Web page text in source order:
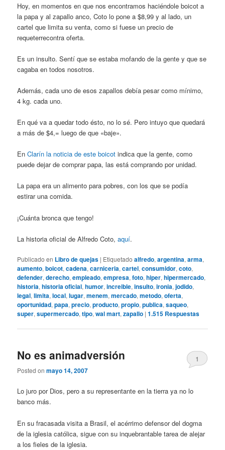
Hoy, en momentos en que nos encontramos haciéndole boicot a
la papa y al zapallo anco, Coto lo pone a $8,99 y al lado, un
cartel que limita su venta, como si fuese un precio de
requeterrecontra oferta.
Es un insulto. Sentí que se estaba mofando de la gente y que se
cagaba en todos nosotros.
Además, cada uno de esos zapallos debía pesar como mínimo,
4 kg. cada uno.
En qué va a quedar todo ésto, no lo sé. Pero intuyo que quedará
a más de $4,= luego de que «baje».
EnClarín la noticia de este boicot indica que la gente, como
puede dejar de comprar papa, las está comprando por unidad.
La papa era un alimento para pobres, con los que se podía
estirar una comida.
¡Cuánta bronca que tengo!
La historia oficial de Alfredo Coto,aquí.
Publicado en Libro de quejas | Etiquetado alfredo,argentina,arma,
aumento,boicot,cadena,carniceria,cartel,consumidor,coto,
defender,derecho,empleado,empresa,foto,hiper,hipermercado,
historia,historia oficial,humor,increible,insulto,ironia,jodido,
legal,limita,local,lugar,menem,mercado,metodo,oferta,
oportunidad,papa,precio,producto,propio,publica,saqueo,
super,supermercado,tipo,wal mart,zapallo |1.515 Respuestas
No es animadversión
Posted onmayo 14, 2007
1
Lo juro por Dios, pero a su representante en la tierra ya no lo
banco más.
En su fracasada visita a Brasil, el acérrimo defensor del dogma
de la iglesia católica, sigue con su inquebrantable tarea de alejar
a los fieles de la iglesia.